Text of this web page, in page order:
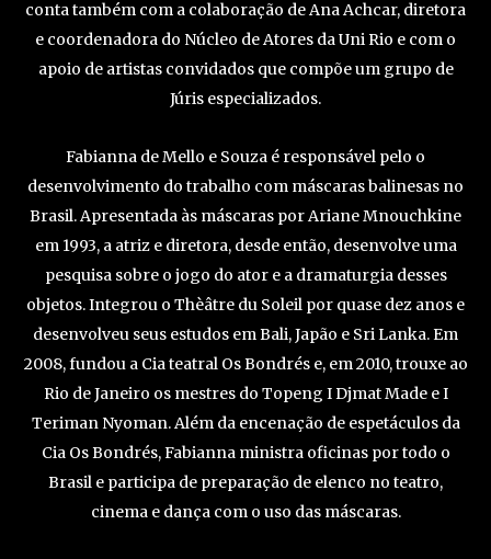
conta também com a colaboração de Ana Achcar, diretora
e coordenadora do Núcleo de Atores da Uni Rio e com o
apoio de artistas convidados que compõe um grupo de
Júris especializados.
Fabianna de Mello e Souza é responsável pelo o
desenvolvimento do trabalho com máscaras balinesas no
Brasil. Apresentada às máscaras por Ariane Mnouchkine
em 1993, a atriz e diretora, desde então, desenvolve uma
pesquisa sobre o jogo do ator e a dramaturgia desses
objetos. Integrou o Thèâtre du Soleil por quase dez anos e
desenvolveu seus estudos em Bali, Japão e Sri Lanka. Em
2008, fundou a Cia teatral Os Bondrés e, em 2010, trouxe ao
Rio de Janeiro os mestres do Topeng I Djmat Made e I
Teriman Nyoman. Além da encenação de espetáculos da
Cia Os Bondrés, Fabianna ministra oficinas por todo o
Brasil e participa de preparação de elenco no teatro,
cinema e dança com o uso das máscaras.